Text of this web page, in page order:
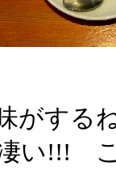
がする
い!!!